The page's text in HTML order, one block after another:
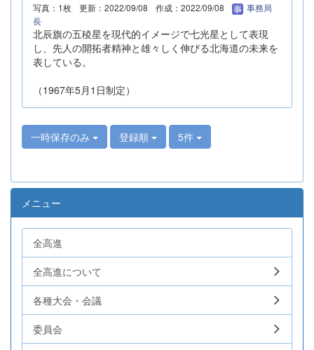
写真：1枚 更新：2022/09/08 作成：2022/09/08
事務局
長
北辰旗の五稜星を現代的イメージで七光星として表現
し、先人の開拓者精神と雄々しく伸びる北海道の未来を
表している。
（1967年5月1日制定）
一時保存のみ 登録順 5件
メニュー
全高進
全高進について
各種大会・会議
委員会